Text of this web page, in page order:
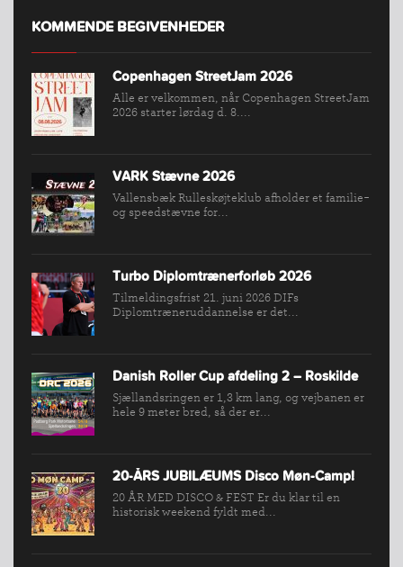
INDMELDELSE
BREDDEPULJE
FIND
KLUB
SPORTSGRENE
VÆRKTØJSKASSEN
KONKURRENCER
KOMMENDE BEGIVENHEDER
Copenhagen StreetJam 2026
Alle er velkommen, når Copenhagen StreetJam
2026 starter lørdag d. 8....
VARK Stævne 2026
Vallensbæk Rulleskøjteklub afholder et familie-
og speedstævne for...
Turbo Diplomtrænerforløb 2026
Tilmeldingsfrist 21. juni 2026 DIFs
Diplomtræneruddannelse er det...
Danish Roller Cup afdeling 2 – Roskilde
Sjællandsringen er 1,3 km lang, og vejbanen er
hele 9 meter bred, så der er...
20-ÅRS JUBILÆUMS Disco Møn-Camp!
20 ÅR MED DISCO & FEST Er du klar til en
historisk weekend fyldt med...